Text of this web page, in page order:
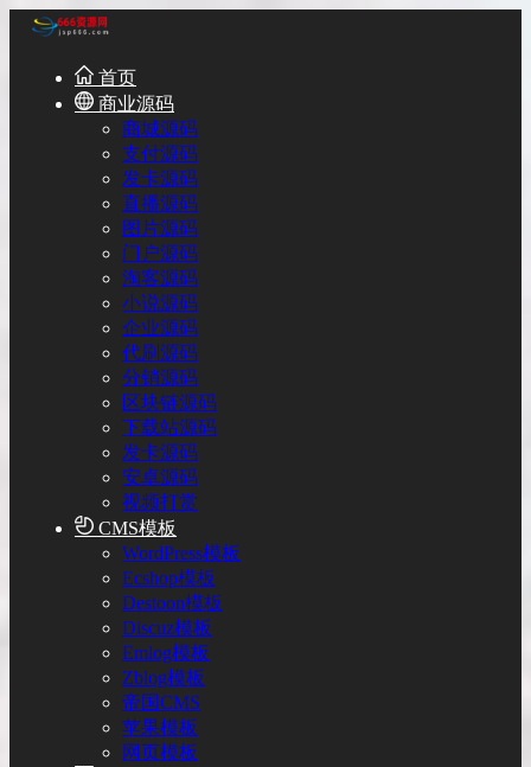
首页
商业源码
商城源码
支付源码
发卡源码
直播源码
图片源码
门户源码
淘客源码
小说源码
企业源码
代刷源码
分销源码
区块链源码
下载站源码
发卡源码
安卓源码
视频打赏
CMS模板
WordPress模板
Ecshop模板
Destoon模板
Discuz模板
Emlog模板
Zblog模板
帝国CMS
苹果模板
网页模板